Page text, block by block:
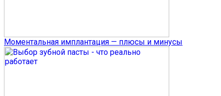
Моментальная имплантация — плюсы и минусы